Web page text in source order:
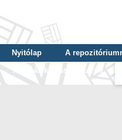
Nyitólap A
Tallózás kulcsszó szerint